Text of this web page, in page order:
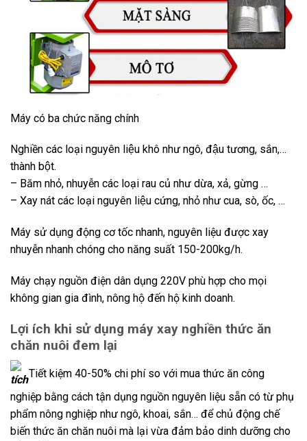
Máy có ba chức năng chính
Nghiền các loại nguyên liệu khô như ngô, đậu tương, sắn,…
thành bột.
– Băm nhỏ, nhuyễn các loại rau củ như dừa, xả, gừng …
– Xay nát các loại nguyên liệu cứng, nhỏ như cua, sò, ốc, …
Máy sử dụng động cơ tốc nhanh, nguyên liệu được xay
nhuyễn nhanh chóng cho năng suất 150-200kg/h.
Máy chạy nguồn điện dân dụng 220V phù hợp cho mọi
không gian gia đình, nông hộ đến hộ kinh doanh.
Lợi ích khi sử dụng máy xay nghiền thức ăn
chăn nuôi đem lại
Tiết kiệm 40-50% chi phí so với mua thức ăn công
nghiệp bằng cách tận dụng nguồn nguyên liệu sẵn có từ phụ
phẩm nông nghiệp như ngô, khoai, sắn… để chủ động chế
biến thức ăn chăn nuôi mà lại vừa đảm bảo dinh dưỡng cho